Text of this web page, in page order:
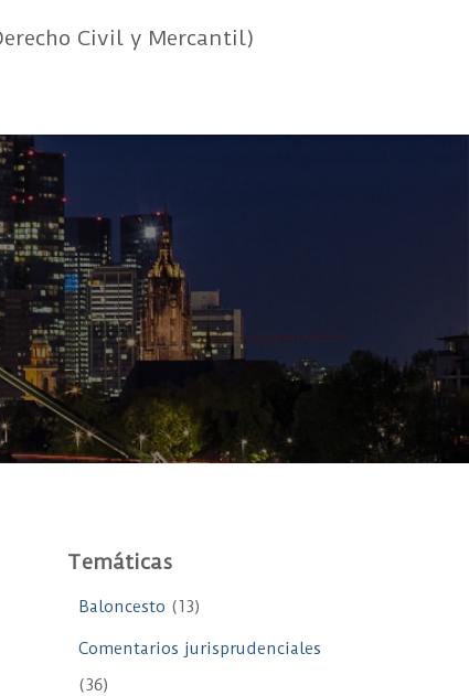
Civil y Mercantil)
Temáticas
Baloncesto (13)
Comentarios jurisprudenciales
(36)